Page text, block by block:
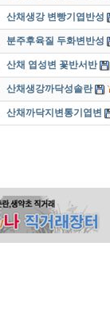
산채생강 변빵기엽반성
분주후육질 두화변반성
산채 엽성변 꽃반서반
산채생강까닥성솔란
산채까닥지변통기엽변